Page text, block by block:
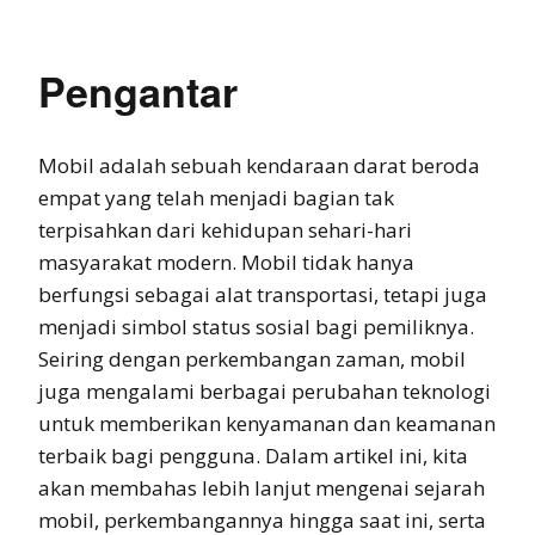
Pengantar
Mobil adalah sebuah kendaraan darat beroda
empat yang telah menjadi bagian tak
terpisahkan dari kehidupan sehari-hari
masyarakat modern. Mobil tidak hanya
berfungsi sebagai alat transportasi, tetapi juga
menjadi simbol status sosial bagi pemiliknya.
Seiring dengan perkembangan zaman, mobil
juga mengalami berbagai perubahan teknologi
untuk memberikan kenyamanan dan keamanan
terbaik bagi pengguna. Dalam artikel ini, kita
akan membahas lebih lanjut mengenai sejarah
mobil, perkembangannya hingga saat ini, serta